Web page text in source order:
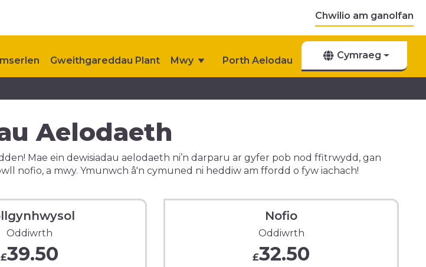
Chwilio am ganolfan
Gweithgareddau Plant Mwy Porth Aelodau Cymraeg
Ni
Aelodaeth
Mae ein dewisiadau aelodaeth ni’n darparu ar gyfer pob nod ffitrwydd, gan
nofio, a mwy. Ymunwch â'n cymuned ni heddiw am ffordd o fyw iachach!
Oddiwrth
£39.50
Nofio
Oddiwrth
£32.50